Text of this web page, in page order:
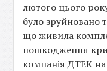
лютого цього
було зруйновано
що живила
пошкодження
компанія ДТЕК